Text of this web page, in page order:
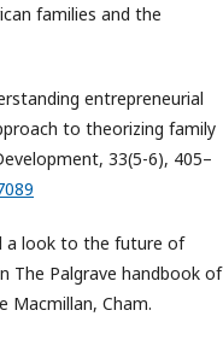
families and the
entrepreneurial
to theorizing family
33(5-6), 405–
a look to the future of
The Palgrave handbook of
Macmillan, Cham.